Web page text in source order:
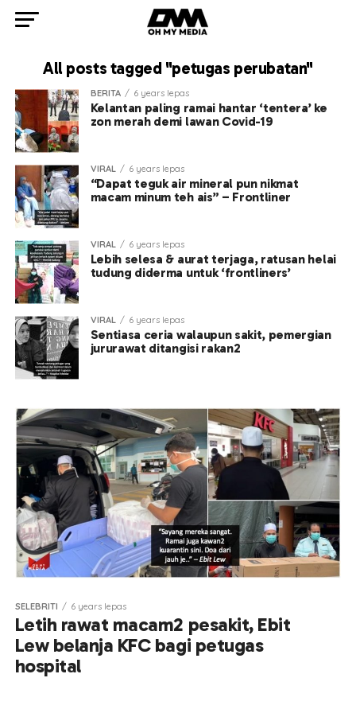
All posts tagged "petugas perubatan"
BERITA 6 years lepas
Kelantan paling ramai hantar ‘tentera’ ke
zon merah demi lawan Covid-19
VIRAL 6 years lepas
“Dapat teguk air mineral pun nikmat
macam minum teh ais” – Frontliner
VIRAL 6 years lepas
Lebih selesa & aurat terjaga, ratusan helai
tudung diderma untuk ‘frontliners’
VIRAL 6 years lepas
Sentiasa ceria walaupun sakit, pemergian
jururawat ditangisi rakan2
SELEBRITI 6 years lepas
Letih rawat macam2 pesakit, Ebit
Lew belanja KFC bagi petugas
hospital